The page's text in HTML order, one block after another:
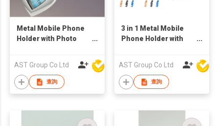
Metal Mobile Phone
Holder with Photo
AST Group Co Ltd
查詢
3 in 1 Metal Mobile
Phone Holder with
AST Group Co Ltd
查詢